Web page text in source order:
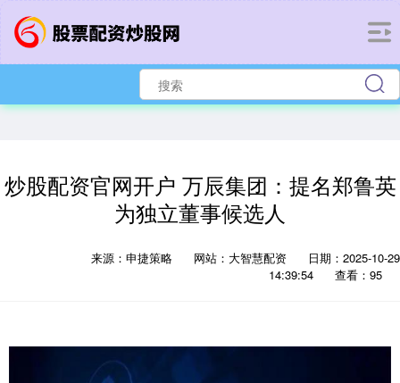
炒股配资官网开户 万辰集团：提名郑鲁英
为独立董事候选人
来源：申捷策略 网站：大智慧配资
日期：2025-10-29
14:39:54
查看：95